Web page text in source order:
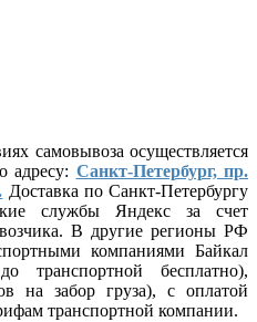
самовывоза осуществляется
адресу: Санкт-Петербург, пр.
Доставка по Санкт-Петербургу
службы Яндекс за счет
В другие регионы РФ
компаниями Байкал
транспортной бесплатно),
забор груза), с оплатой
транспортной компании.